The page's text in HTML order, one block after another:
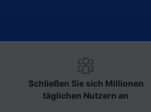
Schließen Sie sich Millionen
täglichen Nutzern an